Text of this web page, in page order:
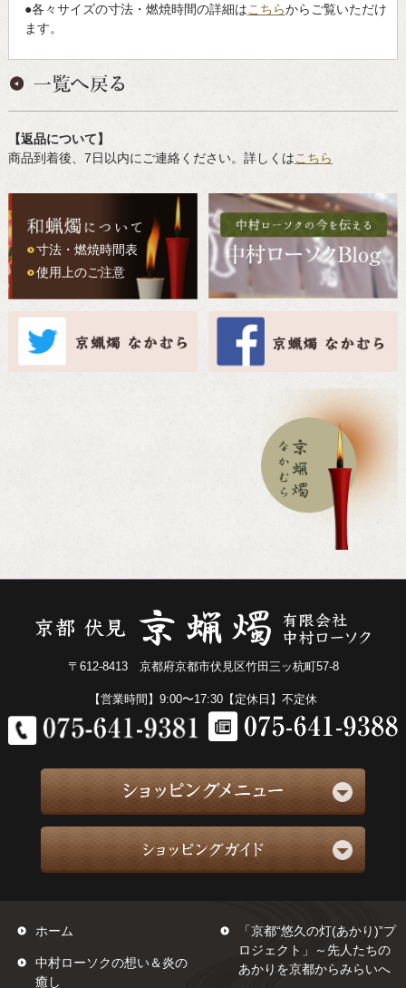
●各々サイズの寸法・燃焼時間の詳細はこちらからご覧いただけ
ます。
【返品について】
商品到着後、7日以内にご連絡ください。詳しくはこちら
寸法・燃焼時間表
使用上のご注意
〒612-8413 京都府京都市伏見区竹田三ッ杭町57-8
【営業時間】9:00〜17:30【定休日】不定休
ホーム
中村ローソクの想い＆炎の
癒し
「京都“悠久の灯(あかり)”プ
ロジェクト」～先人たちの
あかりを京都からみらいへ